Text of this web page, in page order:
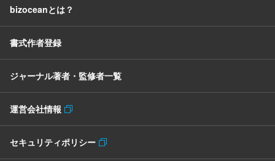
bizoceanとは？
書式作者登録
ジャーナル著者・監修者一覧
運営会社情報
セキュリティポリシー